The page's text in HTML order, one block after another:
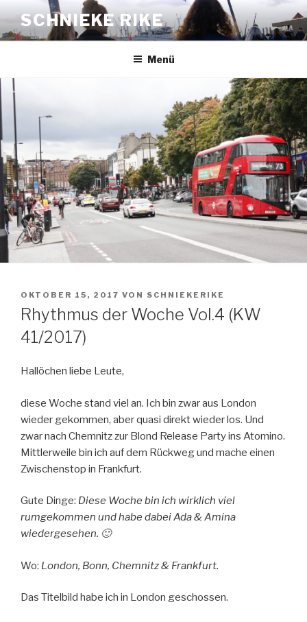
Inhalt
springen
SCHNIEKE RIKE
Menü
VERÖFFENTLICHT
AM
OKTOBER 15, 2017 VON SCHNIEKERIKE
Rhythmus der Woche Vol.4 (KW
41/2017)
Hallöchen liebe Leute,
diese Woche stand viel an. Ich bin zwar aus London
wieder gekommen, aber quasi direkt wieder los. Und
zwar nach Chemnitz zur Blond Release Party ins Atomino.
Mittlerweile bin ich auf dem Rückweg und mache einen
Zwischenstop in Frankfurt.
Gute Dinge: Diese Woche bin ich wirklich viel
rumgekommen und habe dabei Ada & Amina
wiedergesehen. 🙂
Wo: London, Bonn, Chemnitz & Frankfurt.
Das Titelbild habe ich in London geschossen.